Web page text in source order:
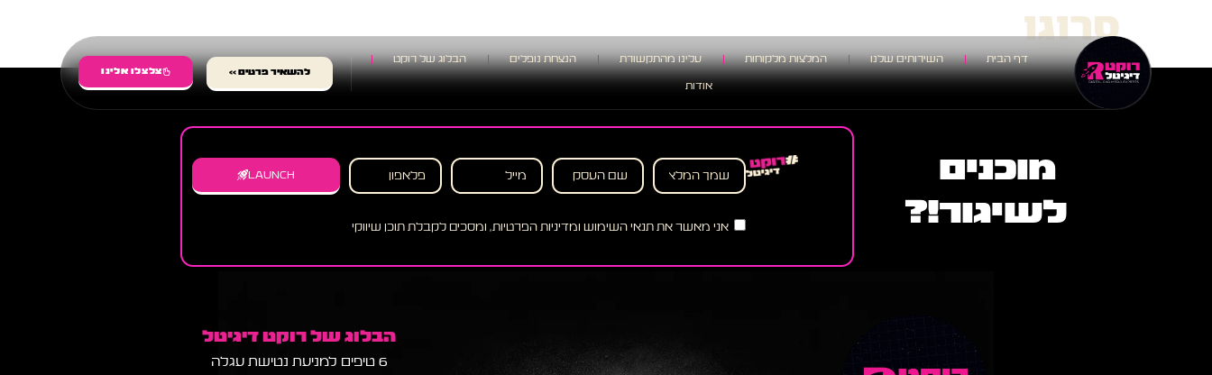
דף הבית השירותים שלנו המלצות מלקוחות עלינו מהתקשורת הנצחת נופלים הבלוג של רוקט
אודות
להשאיר פרטים >> צלצלו אלינו
סרוגו
מוכנים
לשיגור!?
אני מאשר את תנאי השימוש ומדיניות הפרטיות, ומסכים לקבלת תוכן שיווקי
LAUNCH
הבלוג של רוקט דיגיטל
6 טיפים למניעת נטישת עגלה